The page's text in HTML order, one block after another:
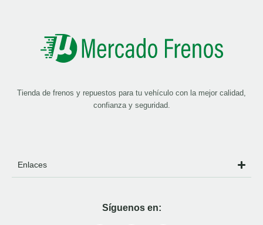
Tienda de frenos y repuestos para tu vehículo con la mejor calidad,
confianza y seguridad.
Enlaces
Síguenos en: